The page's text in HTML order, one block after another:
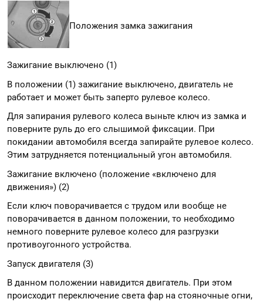
Положения замка зажигания
Зажигание выключено (1)
В положении (1) зажигание выключено, двигатель не
работает и может быть заперто рулевое колесо.
Для запирания рулевого колеса выньте ключ из замка и
поверните руль до его слышимой фиксации. При
покидании автомобиля всегда запирайте рулевое колесо.
Этим затрудняется потенциальный угон автомобиля.
Зажигание включено (положение «включено для
движения») (2)
Если ключ поворачивается с трудом или вообще не
поворачивается в данном положении, то необходимо
немного поверните рулевое колесо для разгрузки
противоугонного устройства.
Запуск двигателя (3)
В данном положении навидится двигатель. При этом
происходит переключение света фар на стояночные огни,